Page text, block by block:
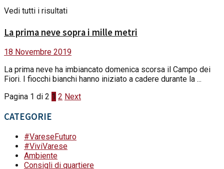
Vedi tutti i risultati
La prima neve sopra i mille metri
18 Novembre 2019
La prima neve ha imbiancato domenica scorsa il Campo dei
Fiori. I fiocchi bianchi hanno iniziato a cadere durante la ...
Pagina 1 di 2 1 2 Next
CATEGORIE
#VareseFuturo
#ViviVarese
Ambiente
Consigli di quartiere